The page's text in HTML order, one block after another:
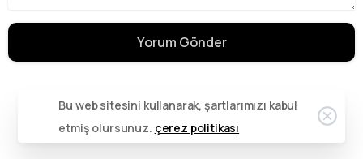
0342 606 07 21
Bu web sitesini kullanarak, şartlarımızı kabul
etmiş olursunuz. çerez politikası